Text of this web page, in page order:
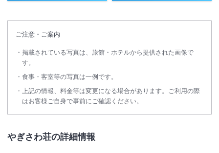
ご注意・ご案内
掲載されている写真は、旅館・ホテルから提供された画像で
す。
食事・客室等の写真は一例です。
上記の情報、料金等は変更になる場合があります。ご利用の際
はお客様ご自身で事前にご確認ください。
やぎさわ荘の詳細情報